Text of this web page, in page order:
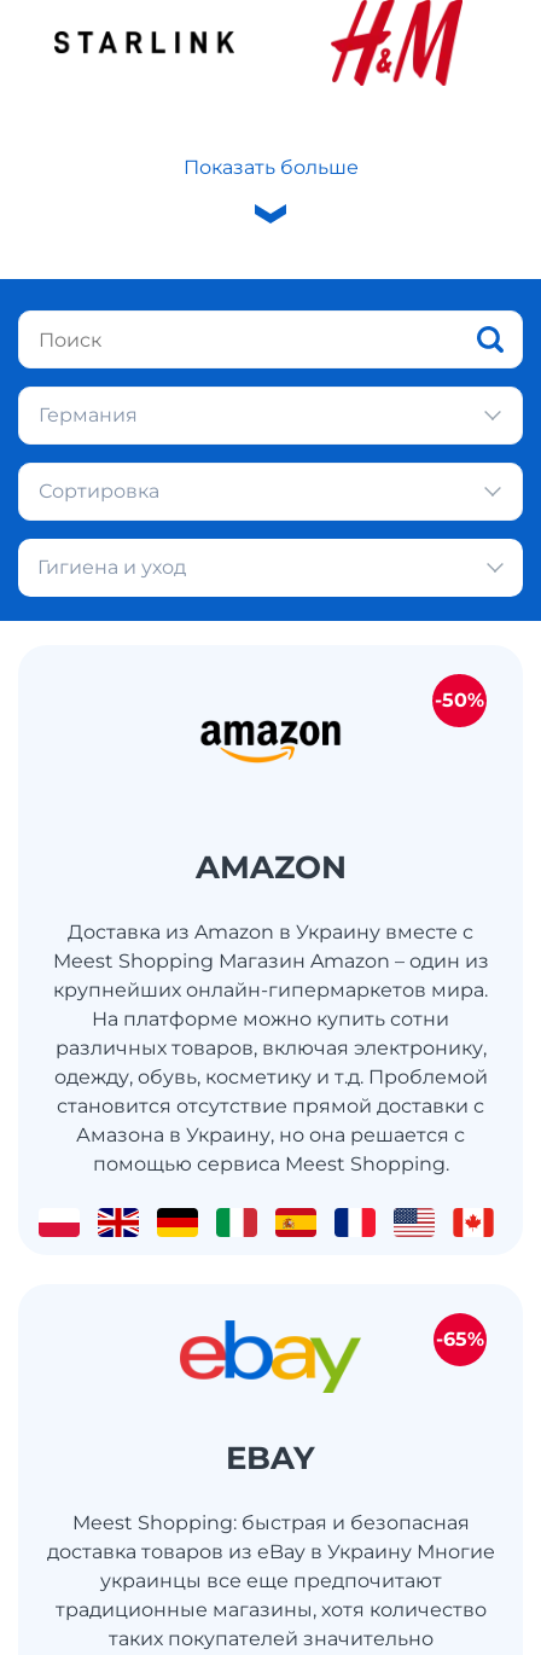
Показать больше
Германия
Сортировка
Гигиена и уход
AMAZON
Доставка из Amazon в Украину вместе с
Meest Shopping Магазин Amazon – один из
крупнейших онлайн-гипермаркетов мира.
На платформе можно купить сотни
различных товаров, включая электронику,
одежду, обувь, косметику и т.д. Проблемой
становится отсутствие прямой доставки с
Амазона в Украину, но она решается с
помощью сервиса Meest Shopping.
-50%
EBAY
Meest Shopping: быстрая и безопасная
доставка товаров из eBay в Украину Многие
украинцы все еще предпочитают
традиционные магазины, хотя количество
таких покупателей значительно
-65%